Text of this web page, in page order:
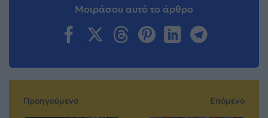
Μοιράσου αυτό το άρθρο
Προηγούμενο Επόμενο